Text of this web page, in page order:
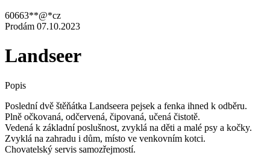
60663**@*cz
Prodám 07.10.2023
Landseer
Popis
Poslední dvě štěňátka Landseera pejsek a fenka ihned k odběru.
Plně očkovaná, odčervená, čipovaná, učená čistotě.
Vedená k základní poslušnost, zvyklá na děti a malé psy a kočky.
Zvyklá na zahradu i dům, místo ve venkovním kotci.
Chovatelský servis samozřejmostí.